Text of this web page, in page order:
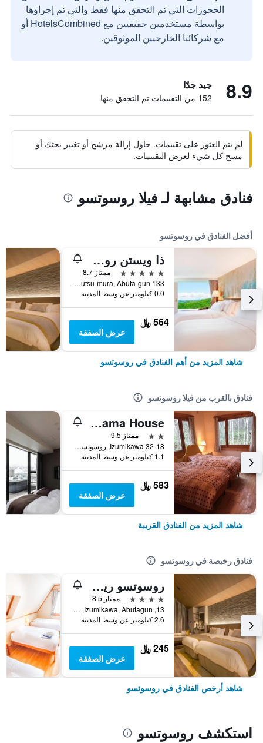
الحجوزات التي تم التحقق منها فقط والتي تم إجراؤها
بواسطة مستخدمين حقيقيين مع HotelsCombined أو
مع شركائنا الخارجيين الموثوقين.
8.9 جيد جدًا
152 من التقييمات تم التحقق منها
لم يتم العثور على تقييمات. حاول إزالة مرشح أو تغيير بحثك أو
مسح كل شيء لعرض التقييمات.
فنادق مشابهة لـ فيلا روسوتسو
أفضل الفنادق في روسوتسو
ذا ويستن روسوتسو ريزورت
5 نجوم
ممتاز 8.7
133 Izumikawa Rusutsu-mura, Abuta-gun, روسوتسو, اليابان
0.0 كيلومتر عن وسط المدينة
564 ﷼
عرض الصفقة
شاهد المزيد من أهم الفنادق في روسوتسو
فنادق بالقرب من فيلا روسوتسو
Ohisama House
2 نجمتين
ممتاز 9.5
Izumikawa 32-18, روسوتسو, اليابان
1.1 كيلومتر عن وسط المدينة
583 ﷼
عرض الصفقة
شاهد المزيد من الفنادق القريبة
فنادق رخيصة في روسوتسو
روسوتسو ريزورت هوتل آند كونفينشن
4 نجوم
ممتاز 8.5
13, Izumikawa, Abutagun, روسوتسو, اليابان
2.6 كيلومتر عن وسط المدينة
245 ﷼
عرض الصفقة
شاهد أرخص الفنادق في روسوتسو
استكشف روسوتسو